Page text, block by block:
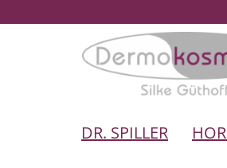
DR. SPILLER